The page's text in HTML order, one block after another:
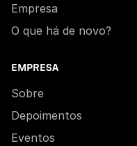
Empresa
O que há de novo?
EMPRESA
Sobre
Depoimentos
Eventos